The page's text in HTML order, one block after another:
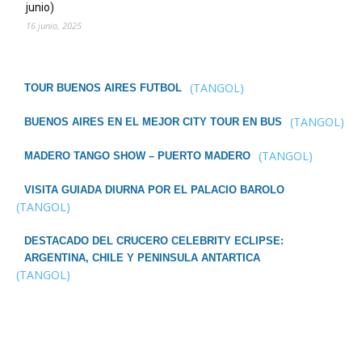
junio)
16 junio, 2025
TOUR BUENOS AIRES FUTBOL (TANGOL)
BUENOS AIRES EN EL MEJOR CITY TOUR EN BUS (TANGOL)
MADERO TANGO SHOW – PUERTO MADERO (TANGOL)
VISITA GUIADA DIURNA POR EL PALACIO BAROLO
(TANGOL)
DESTACADO DEL CRUCERO CELEBRITY ECLIPSE:
ARGENTINA, CHILE Y PENINSULA ANTARTICA
(TANGOL)